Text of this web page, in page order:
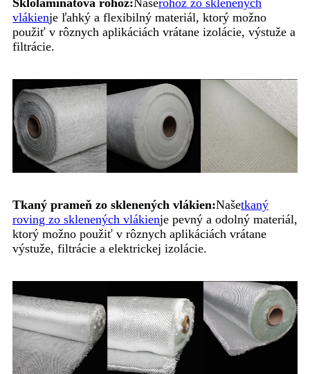
Sklolaminátová rohož:Našerohož zo sklenených
vlákienje ľahký a flexibilný materiál, ktorý možno
použiť v rôznych aplikáciách vrátane izolácie, výstuže a
filtrácie.
Tkaný prameň zo sklenených vlákien:Našetkaný
roving zo sklenených vlákienje pevný a odolný materiál,
ktorý možno použiť v rôznych aplikáciách vrátane
výstuže, filtrácie a elektrickej izolácie.